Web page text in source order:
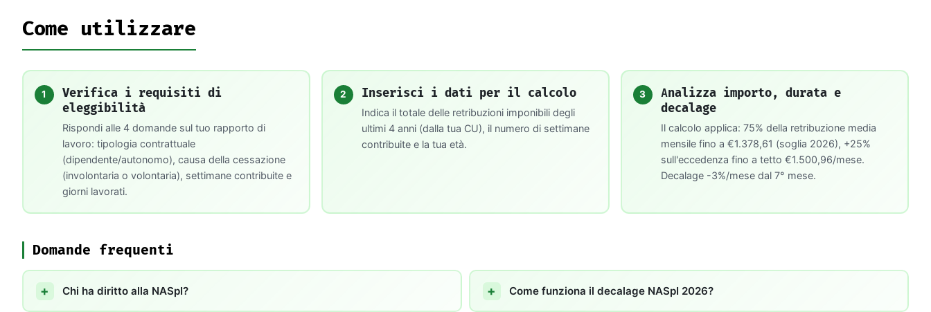
Come utilizzare
1
Verifica i requisiti di
eleggibilità
Rispondi alle 4 domande sul tuo rapporto di
lavoro: tipologia contrattuale
(dipendente/autonomo), causa della cessazione
(involontaria o volontaria), settimane contribuite e
giorni lavorati.
2 Inserisci i dati per il calcolo
Indica il totale delle retribuzioni imponibili degli
ultimi 4 anni (dalla tua CU), il numero di settimane
contribuite e la tua età.
3
Analizza importo, durata e
decalage
Il calcolo applica: 75% della retribuzione media
mensile fino a €1.378,61 (soglia 2026), +25%
sull'eccedenza fino a tetto €1.500,96/mese.
Decalage -3%/mese dal 7° mese.
Domande frequenti
Chi ha diritto alla NASpI? Come funziona il decalage NASpI 2026?